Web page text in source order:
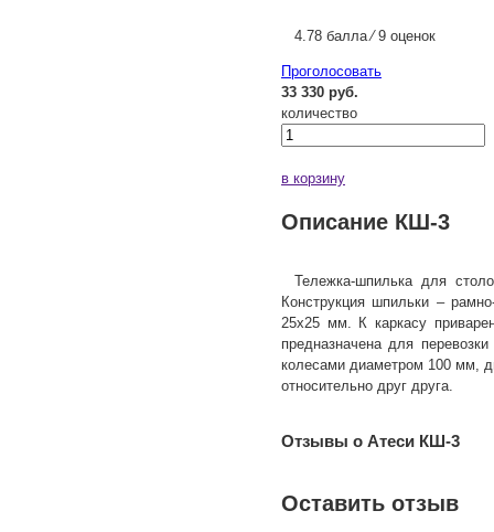
4.78 балла ⁄ 9 оценок
Проголосовать
33 330 руб.
количество
в корзину
Описание КШ-3
Тележка-шпилька для
Конструкция шпильки –
25х25 мм. К каркасу
предназначена для
колесами диаметром 100 мм,
относительно друг друга.
Отзывы о Атеси КШ-3
Оставить отзыв